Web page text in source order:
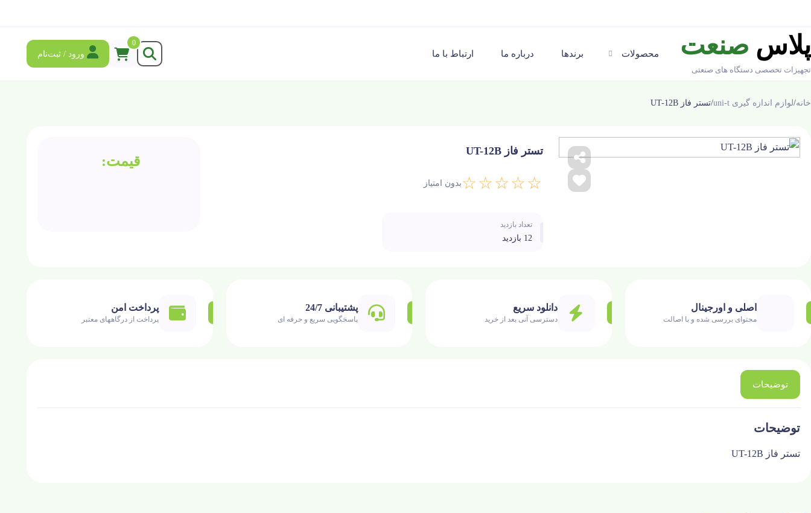
پلاس صنعت
تجهیزات تخصصی دستگاه های صنعتی
محصولات برندها درباره ما ارتباط با ما
0
ورود / ثبت‌نام
خانه/لوازم اندازه گیری uni-t /تستر فاز UT-12B
تستر فاز UT-12B
☆☆☆☆☆ بدون امتیاز
تعداد بازدید
12 بازدید
اصلی و اورجینال
محتوای بررسی شده و با اصالت
دانلود سریع
دسترسی آنی بعد از خرید
پشتیبانی 24/7
پاسخگویی سریع و حرفه ای
پرداخت امن
پرداخت از درگاههای معتبر
توضیحات
توضیحات
تستر فاز UT-12B